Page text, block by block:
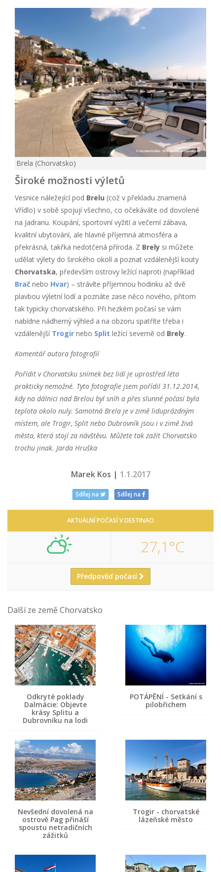
Brela (Chorvatsko)
Široké možnosti výletů
Vesnice náležející pod Brelu (což v překladu znamená
Vřídlo) v sobě spojují všechno, co očekáváte od dovolené
na Jadranu. Koupání, sportovní vyžití a večerní zábava,
kvalitní ubytování, ale hlavně příjemná atmosféra a
překrásná, takřka nedotčená příroda. Z Brely si můžete
udělat výlety do širokého okolí a poznat vzdálenější kouty
Chorvatska, především ostrovy ležící naproti (například
Brač nebo Hvar) – strávíte příjemnou hodinku až dvě
plavbou výletní lodí a poznáte zase něco nového, přitom
tak typicky chorvatského. Při hezkém počasí se vám
nabídne nádherný výhled a na obzoru spatříte třeba i
vzdálenější Trogir nebo Split ležící severně od Brely.
Komentář autora fotografií
Pořídit v Chorvatsku snímek bez lidí je uprostřed léta
prakticky nemožné. Tyto fotografie jsem pořídil 31.12.2014,
kdy na dálnici nad Brelou byl sníh a přes slunné počasí byla
teplota okolo nuly. Samotná Brela je v zimě liduprázdným
místem, ale Trogir, Split nebo Dubrovník jsou i v zimě živá
města, která stojí za návštěvu. Můžete tak zažít Chorvatsko
trochu jinak. Jarda Hruška
Marek Kos | 1.1.2017
Sdílej na Sdílej na
AKTUÁLNÍ POČASÍ V DESTINACI
27,1°C
Předpověď počasí
Další ze země Chorvatsko
Odkryté poklady
Dalmácie: Objevte
krásy Splitu a
Dubrovníku na lodi
POTÁPĚNÍ - Setkání s
pilobřichem
Nevšední dovolená na
ostrově Pag přináší
spoustu netradičních
zážitků
Trogir - chorvatské
lázeňské město